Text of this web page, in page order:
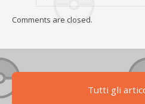
Comments are closed.
Tutti gli